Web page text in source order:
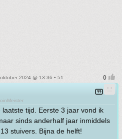
2024 @ 13:36 • 51
tijd. Eerste 3 jaar vond ik
sinds anderhalf jaar inmiddels
stuivers. Bijna de helft!